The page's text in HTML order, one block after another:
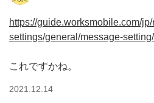
https://guide.worksmobile.com/
settings/general/message-
これですかね。
2021.12.14